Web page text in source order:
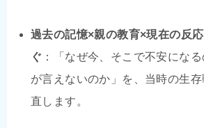
過去の記憶×親の教育×現在の反
ぐ ：「なぜ今、そこで不安にな
が言えないのか」を、当時の生
直します。